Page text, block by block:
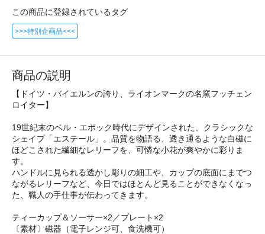
この商品に登録されているタグ
>>>特別企画品<<<
商品の説明
【ドイツ・バイエルンの誇り、ライオンマークの名窯フッチェン
ロイター】
19世紀末のベル・エポック時代にデザインされた、クラシックな
シェイプ「エステール」。品質を物語る、透き通るような白磁に
ほどこされた繊細なレリーフを、可憐な小花が爽やかに彩りま
す。
ハンドルに見られる透かし彫りの細工や、カップの底面にまでつ
ながるレリーフなど、今日ではほとんど見ることができなくなっ
た、職人の手仕事が伝わってきます。
ティーカップ＆ソーサー×2／プレート×2
〔素材〕磁器（電子レンジ可、食洗機可）